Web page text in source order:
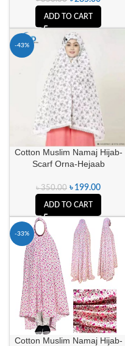
ADD TO CART
-43%
Cotton Muslim Namaj Hijab-
Scarf Orna-Hejaab
৳350.00 ৳ 199.00
ADD TO CART
-33%
Cotton Muslim Namaj Hijab-